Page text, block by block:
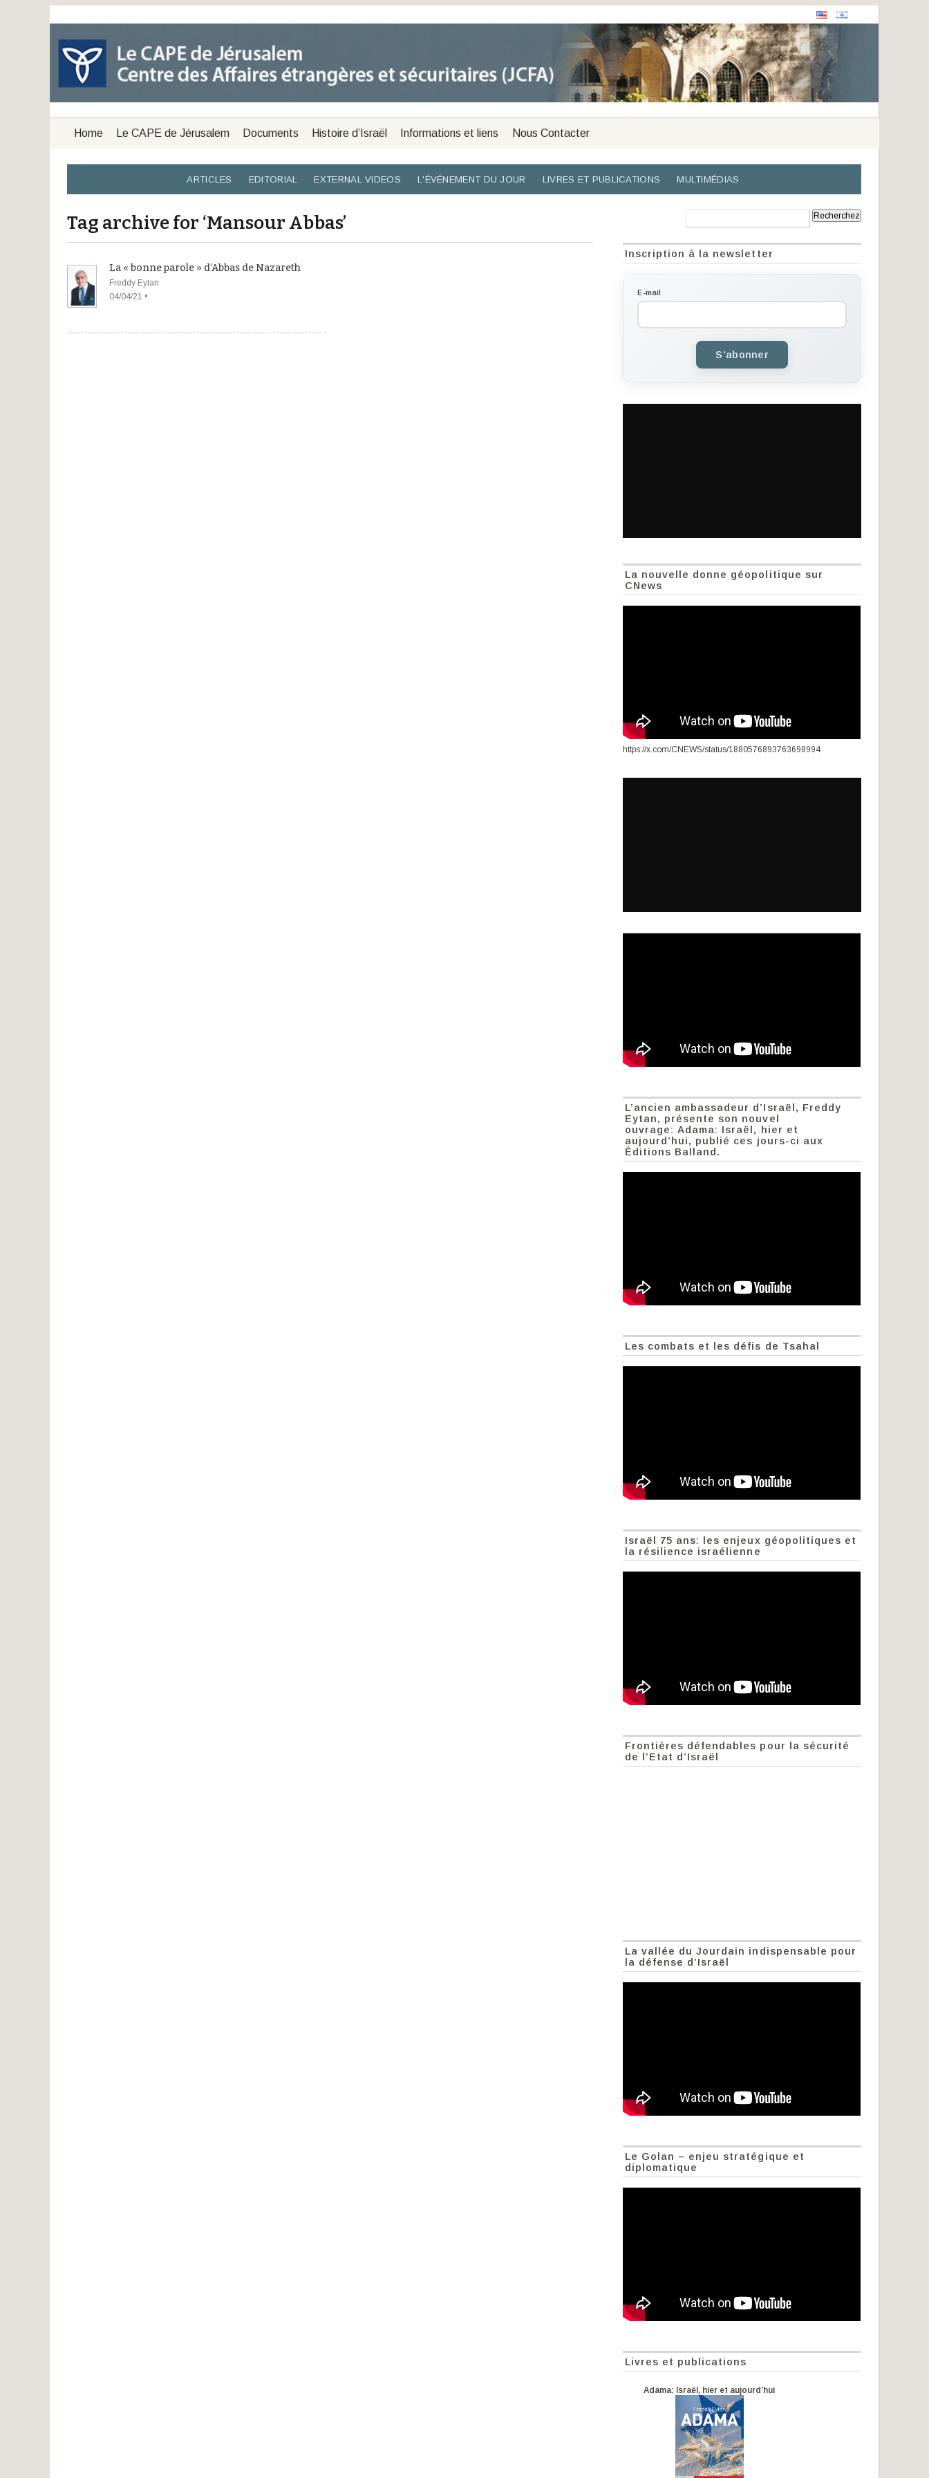
Home Le CAPE de Jérusalem Documents Histoire d’Israël Informations et liens Nous Contacter
ARTICLES EDITORIAL EXTERNAL VIDEOS L'ÉVÉNEMENT DU JOUR LIVRES ET PUBLICATIONS MULTIMÉDIAS
Tag archive for ‘Mansour Abbas’
La « bonne parole » d’Abbas de Nazareth
Freddy Eytan
04/04/21 •
Inscription à la newsletter
E-mail
S'abonner
La nouvelle donne géopolitique sur
CNews
https://x.com/CNEWS/status/1880576893763698994
L’ancien ambassadeur d’Israël, Freddy
Eytan, présente son nouvel
ouvrage: Adama: Israël, hier et
aujourd’hui, publié ces jours-ci aux
Éditions Balland.
Les combats et les défis de Tsahal
Israël 75 ans: les enjeux géopolitiques et
la résilience israélienne
Frontières défendables pour la sécurité
de l’Etat d’Israël
La vallée du Jourdain indispensable pour
la défense d’Israël
Le Golan – enjeu stratégique et
diplomatique
Livres et publications
Adama: Israël, hier et aujourd’hui